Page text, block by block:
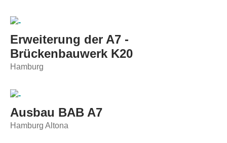
Erweiterung der A7 -
Brückenbauwerk K20
Hamburg
Ausbau BAB A7
Hamburg Altona